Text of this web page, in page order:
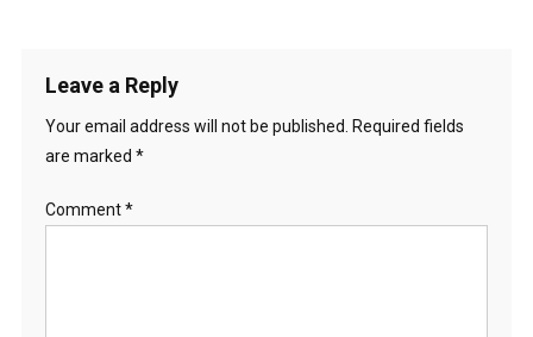
Leave a Reply
Your email address will not be published. Required fields
are marked *
Comment*